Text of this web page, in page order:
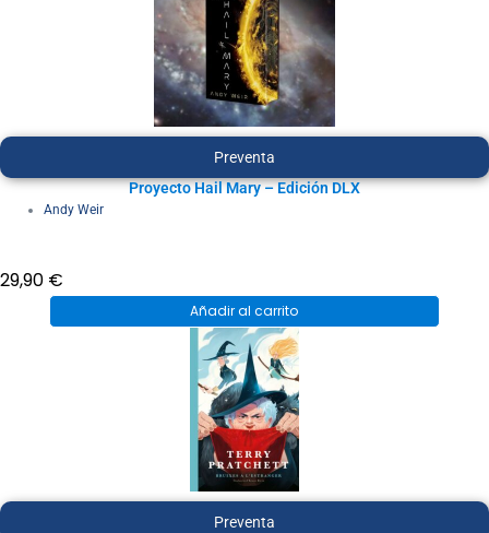
Preventa
Proyecto Hail Mary – Edición DLX
Andy Weir
29,90 €
Añadir al carrito
Preventa